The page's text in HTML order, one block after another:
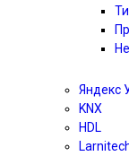
Яндекс
KNX
HDL